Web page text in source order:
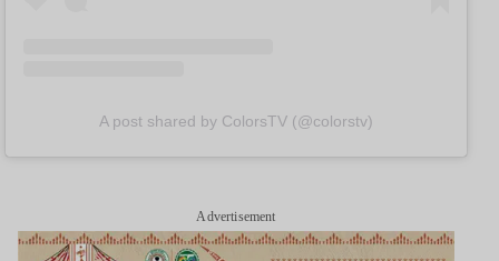
A post shared by ColorsTV (@colorstv)
Advertisement